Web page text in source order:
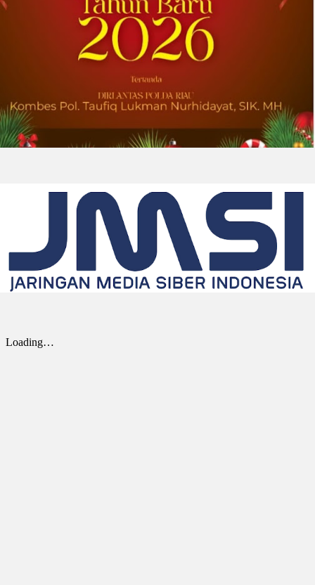
2026-08-01 00:27:35| Source:
Univar Solutions Mengapresiasi Mitra
Awards Tahunan
DOWNERS GROVE, Illinois, Aug. 01, 2026
(GLOBE NEWSWIRE) -- Univar Solutions LLC
(“Univar Solutions” atau “Perusahaan”),
penyedia solusi global terkemuka bagi